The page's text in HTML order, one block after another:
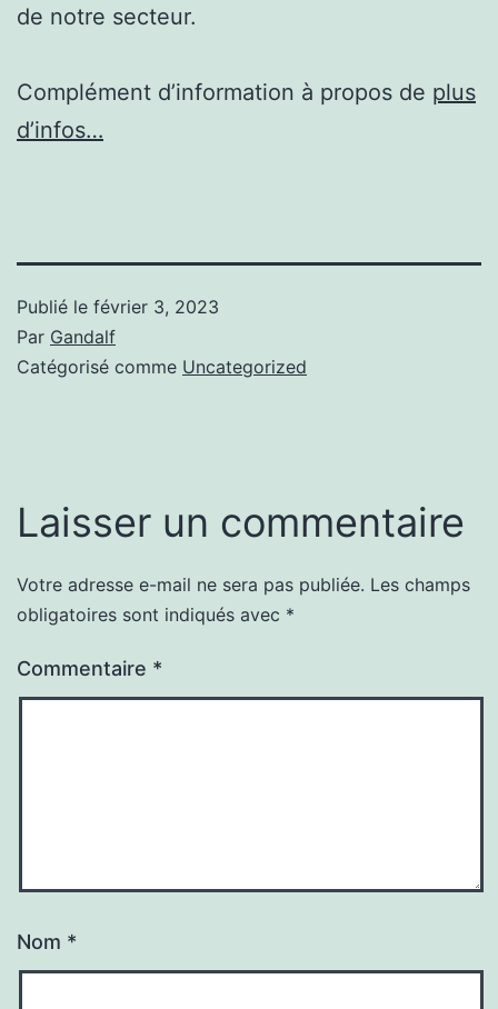
de notre secteur.
Complément d’information à propos de plus
d’infos…
Publié le février 3, 2023
Par Gandalf
Catégorisé comme Uncategorized
Laisser un commentaire
Votre adresse e-mail ne sera pas publiée. Les champs
obligatoires sont indiqués avec *
Commentaire *
Nom *